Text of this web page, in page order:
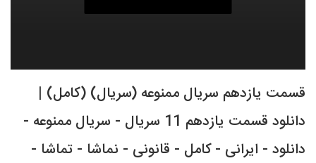
قسمت یازدهم سریال ممنوعه (سریال) (کامل) |
دانلود قسمت یازدهم 11 سریال - سریال ممنوعه -
دانلود - ایرانی - کامل - قانونی - نماشا - تماشا -